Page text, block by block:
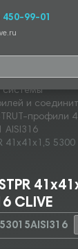
450-99-01
и
профили
AISI316
41х41х1,5
CLIVE